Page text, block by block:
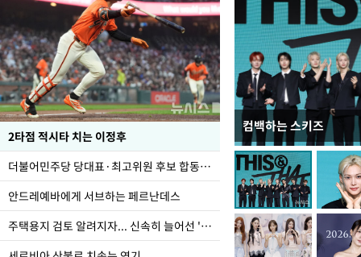
2타점 적시타 치는 이정후
더불어민주당 당대표·최고위원 후보 합동연설회
안드레예바에게 서브하는 페르난데스
주택용지 검토 알려지자... 신속히 늘어선 '근조화환'
컴백하는 스키즈
사진으로 보는 일주일